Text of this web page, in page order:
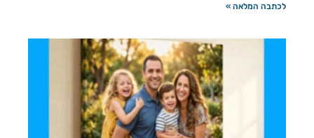
לכתבה המלאה »